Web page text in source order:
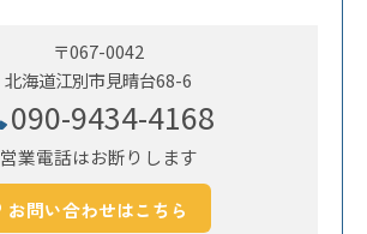
〒067-0042
北海道江別市見晴台68-6
090-9434-4168
営業電話はお断りします
お問い合わせはこちら